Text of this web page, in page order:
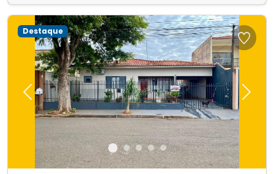
Previous Next
Destaque